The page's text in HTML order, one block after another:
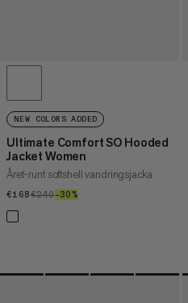
NEW COLORS ADDED
Ultimate Comfort SO Hooded
Jacket Women
Året-runt softshell vandringsjacka
€168€168
€240€240
–30%